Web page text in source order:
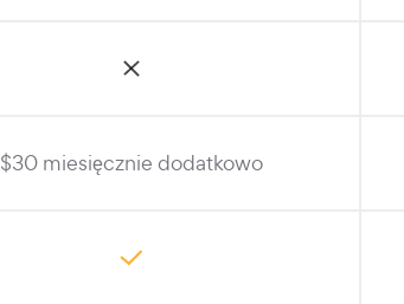
$30 miesięcznie dodatkowo